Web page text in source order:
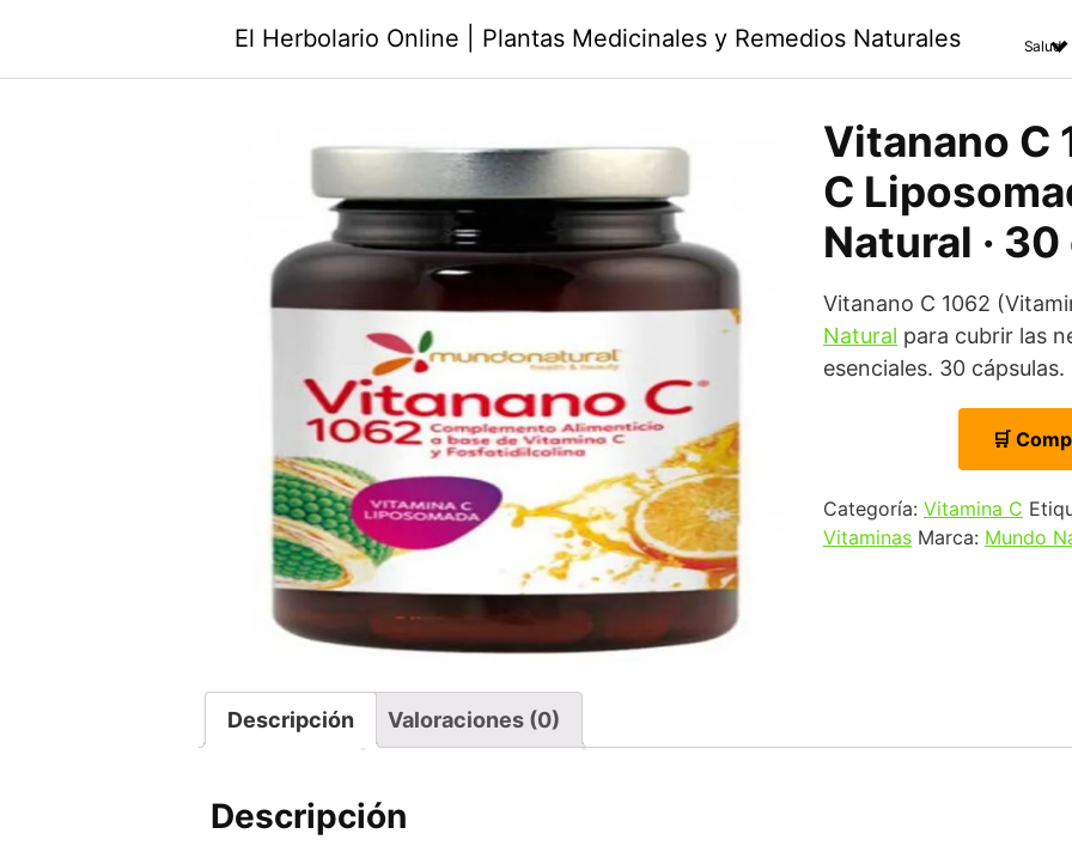
El Herbolario Online | Plantas Medicinales y Remedios Naturales Salud
Vitanano C
C
Natural ·
Vitanano C 1062
Natural para cubrir las
esenciales. 30 cápsulas.
🛒
Categoría: Vitamina C
Vitaminas Marca: Mundo
Descripción Valoraciones (0)
Descripción